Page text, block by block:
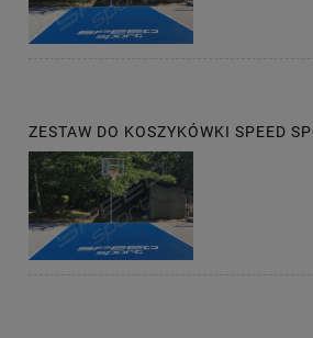
ZESTAW DO KOSZYKÓWKI SPEED